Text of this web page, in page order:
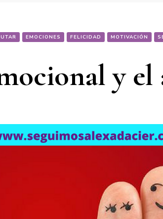
EMOCIONES FELICIDAD MOTIVACIÓN
y el